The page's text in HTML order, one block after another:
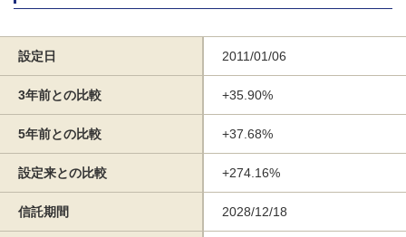
設定日 2011/01/06
3年前との比較 +35.90%
5年前との比較 +37.68%
設定来との比較 +274.16%
信託期間 2028/12/18